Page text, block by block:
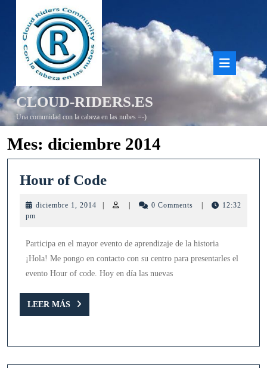
contenido
CLOUD-RIDERS.ES
Una comunidad con la cabeza en las nubes =-)
de
Mes: diciembre 2014
Hour of CodeHour
of
diciembre 1, 2014 diciembre
0 Comments
12:32
pm
Participa en el mayor evento de aprendizaje de la historia
¡Hola! Me pongo en contacto con su centro para presentarles el
evento Hour of code. Hoy en día las nuevas
LEER MÁS
MÁS